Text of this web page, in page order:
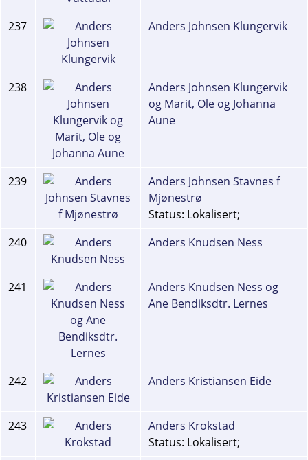
237 Anders Johnsen Klungervik
238
Anders Johnsen Klungervik
og Marit, Ole og Johanna
Aune
239
Anders Johnsen Stavnes f
Mjønestrø
Status: Lokalisert;
240
Anders Knudsen Ness
241
Anders Knudsen Ness og
Ane Bendiksdtr. Lernes
242 Anders Kristiansen Eide
243
Anders Krokstad
Status: Lokalisert;